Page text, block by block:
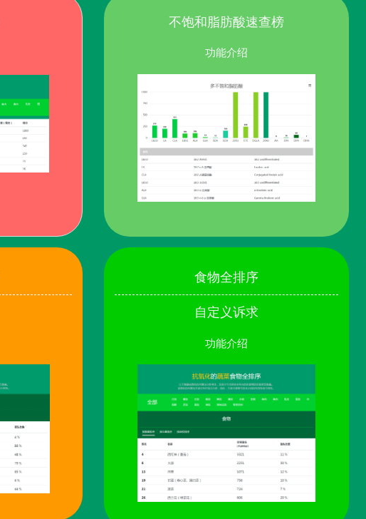
不饱和脂肪酸速查榜
功能介绍
食物全排序
自定义诉求
功能介绍